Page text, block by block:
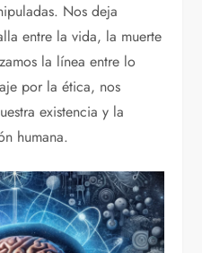
Nos deja
entre la vida, la muerte
la línea entre lo
por la ética, nos
existencia y la
humana.